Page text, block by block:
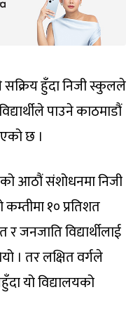
हुँदा निजी स्कुलले
पाउने काठमाडौं
छ ।
आठौं संशोधनमा निजी
१० प्रतिशत
जनजाति विद्यार्थीलाई
। तर लक्षित वर्गले
यो विद्यालयको